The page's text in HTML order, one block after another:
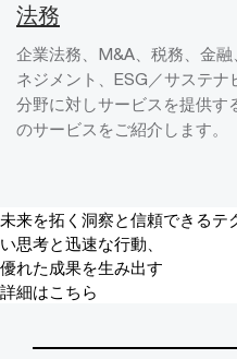
法務
企業法務、M&A、税務、金
ネジメント、ESG／サステ
分野に対しサービスを提供す
のサービスをご紹介します。
未来を拓く洞察と信頼できるテ
い思考と迅速な行動、
優れた成果を生み出す
詳細はこちら